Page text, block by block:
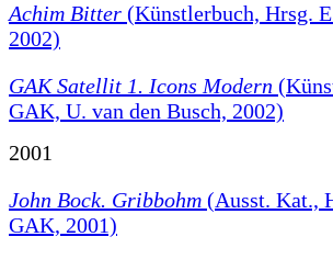
Achim Bitter (Künstlerbuch, Hrsg.
2002)
GAK Satellit 1. Icons Modern
GAK, U. van den Busch, 2002)
2001
John Bock. Gribbohm (Ausst. Kat.,
GAK, 2001)